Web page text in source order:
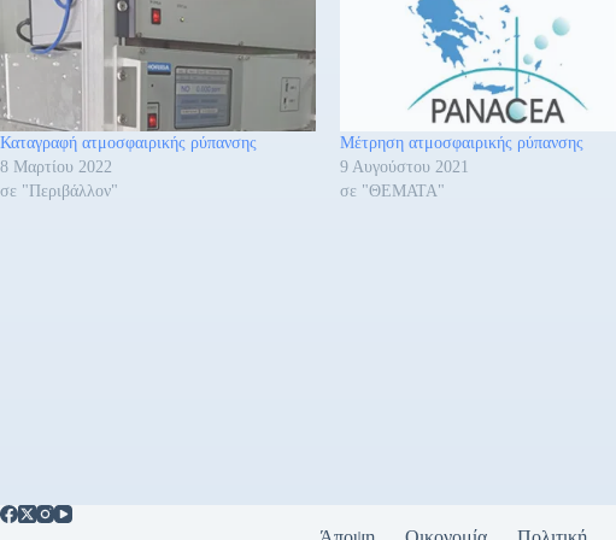
Καταγραφή ατμοσφαιρικής ρύπανσης
8 Μαρτίου 2022
σε "Περιβάλλον"
Μέτρηση ατμοσφαιρικής ρύπανσης
9 Αυγούστου 2021
σε "ΘΕΜΑΤΑ"